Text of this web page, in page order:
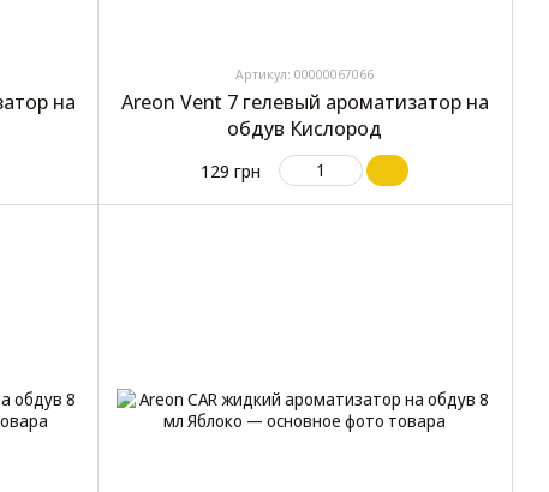
на
Артикул: 00000067066
Areon Vent 7 гелевый ароматизатор на
обдув Кислород
129 грн